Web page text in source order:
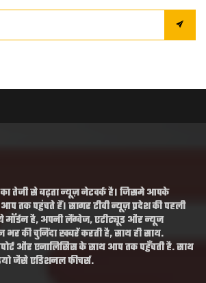
तेजी से बढ़ता न्यूज़ नेटवर्क है। जिसमे आपके
तक पहुंचते हैं। सागर टीवी न्यूज़ प्रदेश की पहली
ये मॉर्डन है, अपनी लैंग्वेज, एटीट्यूड और न्यूज
भर की चुनिंदा खबरें करती है, साथ ही साथ.
और एनालिसिस के साथ आप तक पहुँचती है. साथ
जैसे एडिशनल फीचर्स.